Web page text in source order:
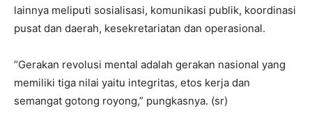
lainnya meliputi sosialisasi, komunikasi publik, koordinasi
pusat dan daerah, kesekretariatan dan operasional.
“Gerakan revolusi mental adalah gerakan nasional yang
memiliki tiga nilai yaitu integritas, etos kerja dan
semangat gotong royong,” pungkasnya. (sr)